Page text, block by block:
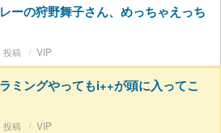
レーの狩野舞子さん、めっちゃえっち
VIP
ミングやってもi++が頭に入ってこ
VIP